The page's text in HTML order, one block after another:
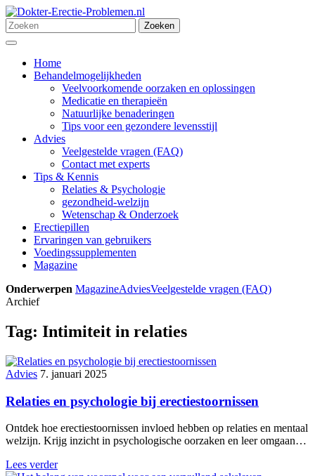
Ga
naar
de
inhoud
Zoeken
naar:
Zoeken
Menu
Home
Behandelmogelijkheden
Veelvoorkomende oorzaken en oplossingen
Medicatie en therapieën
Natuurlijke benaderingen
Tips voor een gezondere levensstijl
Advies
Veelgestelde vragen (FAQ)
Contact met experts
Tips & Kennis
Relaties & Psychologie
gezondheid-welzijn
Wetenschap & Onderzoek
Erectiepillen
Ervaringen van gebruikers
Voedingssupplementen
Magazine
Onderwerpen MagazineAdviesVeelgestelde vragen (FAQ)
Archief
Tag: Intimiteit in relaties
Advies 7. januari 2025
Relaties en psychologie bij erectiestoornissen
Ontdek hoe erectiestoornissen invloed hebben op relaties en mentaal
welzijn. Krijg inzicht in psychologische oorzaken en leer omgaan…
Lees verder